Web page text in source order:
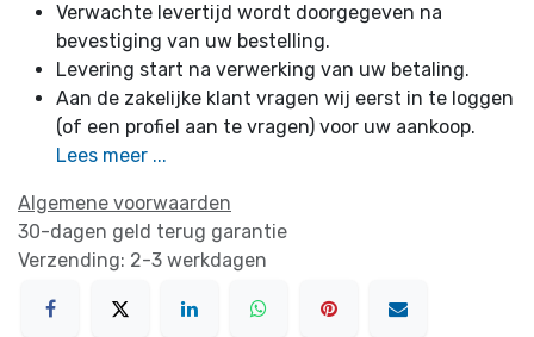
Verwachte levertijd wordt doorgegeven na
bevestiging van uw bestelling.
Levering start na verwerking van uw betaling.
Aan de zakelijke klant vragen wij eerst in te loggen
(of een profiel aan te vragen) voor uw aankoop.
Lees meer ...
Algemene voorwaarden
30-dagen geld terug garantie
Verzending: 2-3 werkdagen